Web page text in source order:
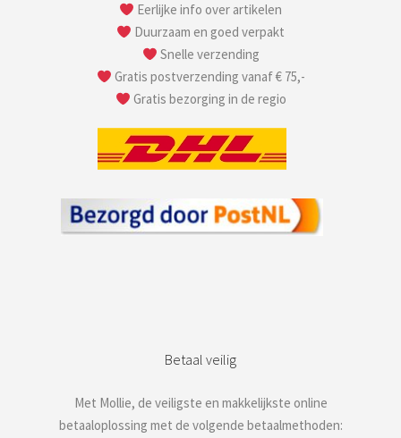
Eerlijke info over artikelen
Duurzaam en goed verpakt
Snelle verzending
Gratis postverzending vanaf € 75,-
Gratis bezorging in de regio
Betaal veilig
Met Mollie, de veiligste en makkelijkste online
betaaloplossing met de volgende betaalmethoden: